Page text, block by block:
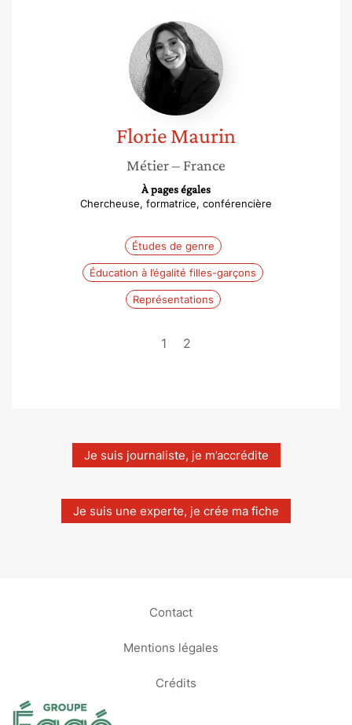
Florie
Maurin
FlorieMaurin
Métier– France
À pages égales
Chercheuse, formatrice, conférencière
Études de genre
Éducation à l’égalité filles-garçons
Représentations
1 2
Je suis journaliste, je m’accrédite
Je suis une experte, je crée ma fiche
Contact
Mentions légales
Crédits